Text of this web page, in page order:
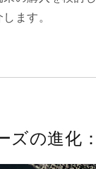
ます。
ズの進化